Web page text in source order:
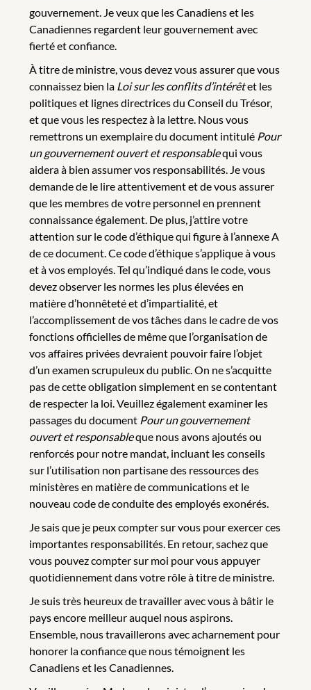
gouvernement. Je veux que les Canadiens et les
Canadiennes regardent leur gouvernement avec
fierté et confiance.
À titre de ministre, vous devez vous assurer que vous
connaissez bien la Loi sur les conflits d’intérêtet les
politiques et lignes directrices du Conseil du Trésor,
et que vous les respectez à la lettre. Nous vous
remettrons un exemplaire du document intitulé Pour
un gouvernement ouvert et responsablequi vous
aidera à bien assumer vos responsabilités. Je vous
demande de le lire attentivement et de vous assurer
que les membres de votre personnel en prennent
connaissance également. De plus, j’attire votre
attention sur le code d’éthique qui figure à l’annexe A
de ce document. Ce code d’éthique s’applique à vous
et à vos employés. Tel qu’indiqué dans le code, vous
devez observer les normes les plus élevées en
matière d’honnêteté et d’impartialité, et
l’accomplissement de vos tâches dans le cadre de vos
fonctions officielles de même que l’organisation de
vos affaires privées devraient pouvoir faire l’objet
d’un examen scrupuleux du public. On ne s’acquitte
pas de cette obligation simplement en se contentant
de respecter la loi. Veuillez également examiner les
passages du document Pour un gouvernement
ouvert et responsableque nous avons ajoutés ou
renforcés pour notre mandat, incluant les conseils
sur l’utilisation non partisane des ressources des
ministères en matière de communications et le
nouveau code de conduite des employés exonérés.
Je sais que je peux compter sur vous pour exercer ces
importantes responsabilités. En retour, sachez que
vous pouvez compter sur moi pour vous appuyer
quotidiennement dans votre rôle à titre de ministre.
Je suis très heureux de travailler avec vous à bâtir le
pays encore meilleur auquel nous aspirons.
Ensemble, nous travaillerons avec acharnement pour
honorer la confiance que nous témoignent les
Canadiens et les Canadiennes.